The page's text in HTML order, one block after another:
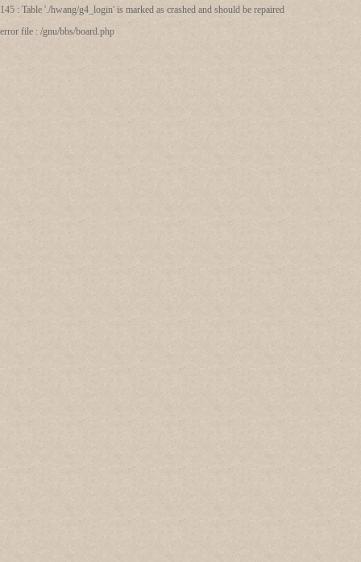
145 : Table './hwang/g4_login' is marked as crashed and should be repaired
error file : /gnu/bbs/board.php